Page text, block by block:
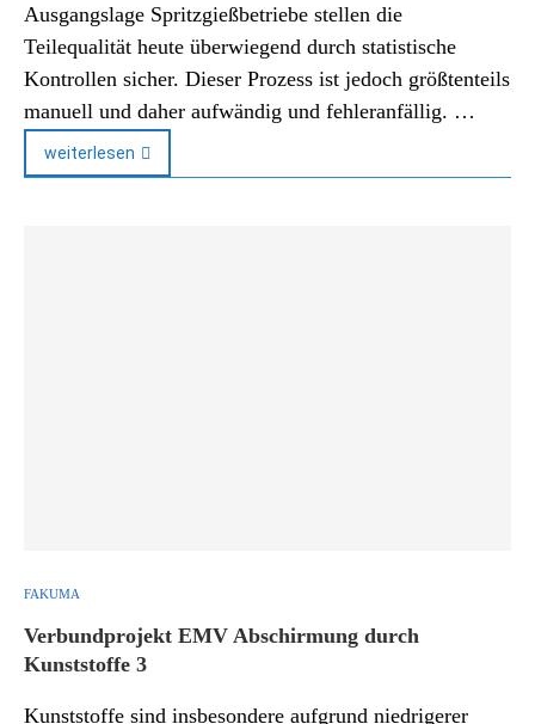
Ausgangslage Spritzgießbetriebe stellen die
Teilequalität heute überwiegend durch statistische
Kontrollen sicher. Dieser Prozess ist jedoch größtenteils
manuell und daher aufwändig und fehleranfällig. …
weiterlesen
FAKUMA
Verbundprojekt EMV Abschirmung durch
Kunststoffe 3
Kunststoffe sind insbesondere aufgrund niedrigerer